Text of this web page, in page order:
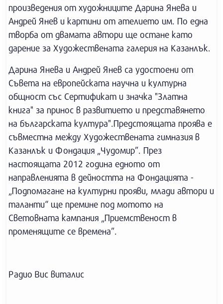
произведения от художниците Дарина Янева и
Андрей Янев и картини от ателието им. По една
творба от двамата автори ще остане като
дарение за Художествената галерия на Казанлък.
Дарина Янева и Андрей Янев са удостоени от
Съвета на европейската научна и културна
общност със Сертификат и значка "Златна
книга" за принос в развитието и представянето
на българската култура".Предстоящата проява е
съвместна между Художествената гимназия в
Казанлък и Фондация „Чудомир”. През
настоящата 2012 година едното от
направленията в дейността на Фондацията -
„Подпомагане на културни прояви, млади автори и
таланти“ ще премине под мотото на
Световната кампания „Приемственост в
променящите се времена”.
Радио Вис виталис